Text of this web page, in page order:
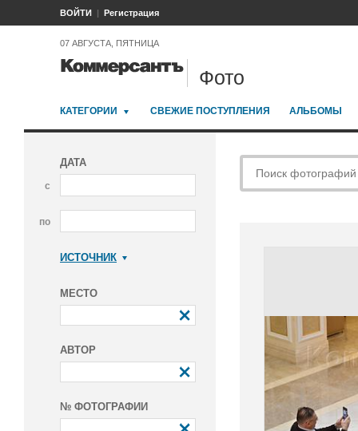
ВОЙТИ Регистрация
07 АВГУСТА, ПЯТНИЦА
Фото
КАТЕГОРИИ СВЕЖИЕ ПОСТУПЛЕНИЯ АЛЬБОМЫ
ДАТА
с
по
ИСТОЧНИК
МЕСТО
АВТОР
№ ФОТОГРАФИИ